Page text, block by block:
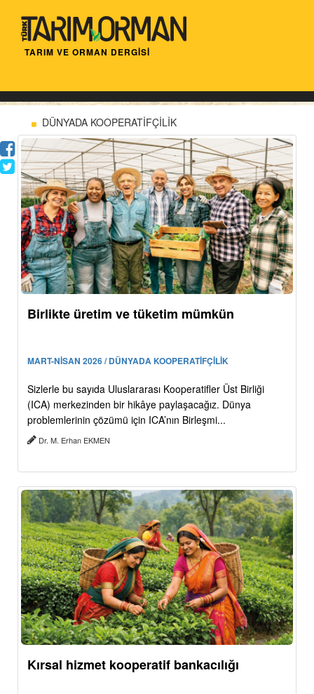
TARIM VE ORMAN DERGİSİ
DÜNYADA KOOPERATİFÇİLİK
Birlikte üretim ve tüketim mümkün
MART-NİSAN 2026 / DÜNYADA KOOPERATİFÇİLİK
Sizlerle bu sayıda Uluslararası Kooperatifler Üst Birliği
(ICA) merkezinden bir hikâye paylaşacağız. Dünya
problemlerinin çözümü için ICA’nın Birleşmi...
Dr. M. Erhan EKMEN
Kırsal hizmet kooperatif bankacılığı